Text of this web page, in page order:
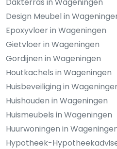
Design Meubel in
Epoxyvloer in Wageningen
Gietvloer in Wageningen
Gordijnen in Wageningen
Houtkachels in Wageningen
Huisbeveiliging in
Huishouden in Wageningen
Huismeubels in Wageningen
Huurwoningen in
Hypotheek-